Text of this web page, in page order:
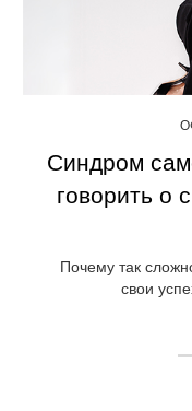
Синдром
говорить о
Почему так
свои